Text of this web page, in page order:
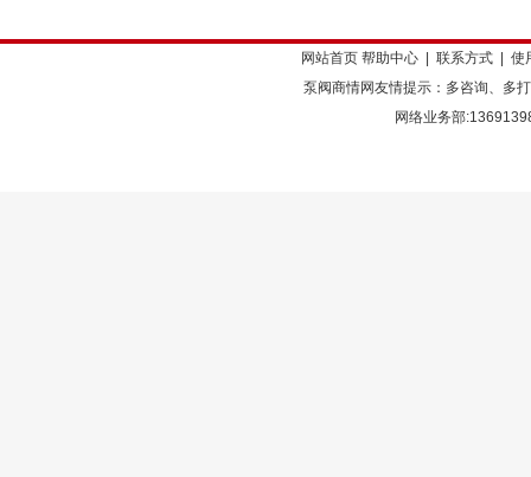
网站首页 帮助中心 联系方式
使
泵阀商情网友情提示：多咨询、多
网络业务部